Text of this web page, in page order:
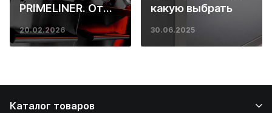
PRIMELINER. От
основ инженерии
до ресторанных
20.02.2026
какую выбрать
30.06.2025
Каталог товаров